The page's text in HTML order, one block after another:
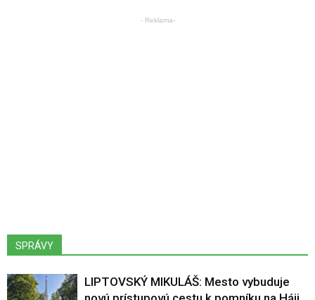
- Reklama-
SPRÁVY
LIPTOVSKÝ MIKULÁŠ: Mesto vybuduje